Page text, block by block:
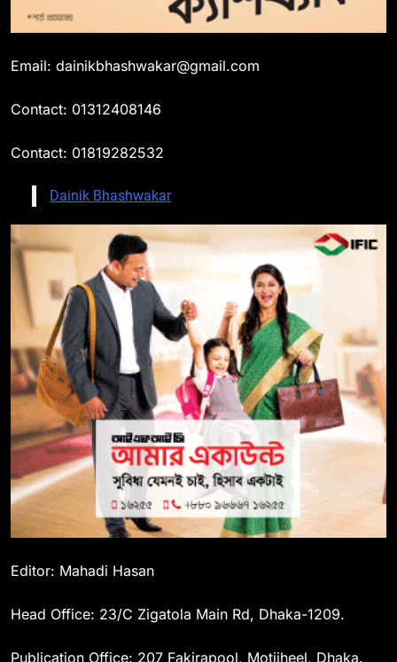
Email: dainikbhashwakar@gmail.com
Contact: 01312408146
Contact: 01819282532
Dainik Bhashwakar
Editor: Mahadi Hasan
Head Office: 23/C Zigatola Main Rd, Dhaka-1209.
Publication Office: 207 Fakirapool, Motijheel, Dhaka.